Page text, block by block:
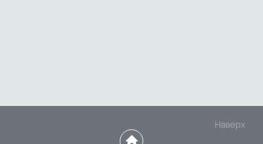
Наверх